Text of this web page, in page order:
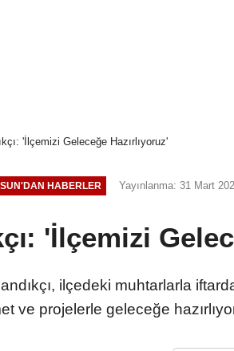
'İlçemizi Geleceğe Hazırlıyoruz'
HABERLER Yayınlanma: 31 Mart
'İlçemizi
ilçedeki muhtarlarla
ve projelerle geleceğe